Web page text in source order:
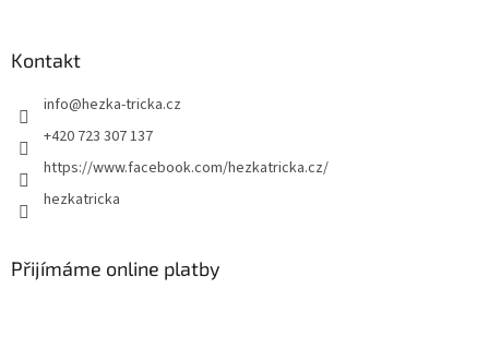
Kontakt
info@hezka-tricka.cz
+420 723 307 137
https://www.facebook.com/hezkatricka.cz/
hezkatricka
Přijímáme online platby